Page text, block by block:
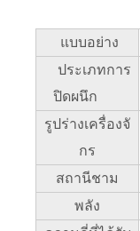
แบบอย่าง
ประเภทการ
ปิดผนึก
รูปร่างเครื่องจั
กร
สถานีชาม
พลัง